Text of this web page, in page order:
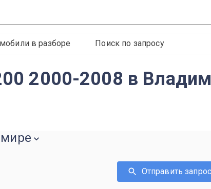
в разборе Поиск по запросу
2000-2008 в
Отправить